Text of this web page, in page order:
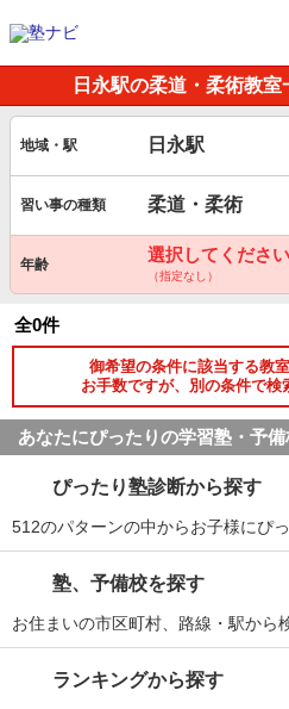
日永駅の柔道・柔術教室
地域・駅 日永駅
習い事の種類 柔道・柔術
年齢 選択してください
（指定なし）
全0件
御希望の条件に該当する教
お手数ですが、別の条件で検
あなたにぴったりの学習塾・予
ぴったり塾診断から探す
512のパターンの中からお子様にぴ
塾、予備校を探す
お住まいの市区町村、路線・駅から
ランキングから探す